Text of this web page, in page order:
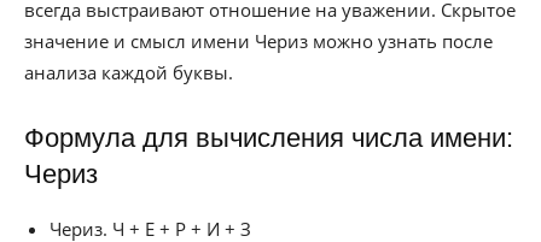
всегда выстраивают отношение на уважении. Скрытое
значение и смысл имени Чериз можно узнать после
анализа каждой буквы.
Формула для вычисления числа имени:
Чериз
Чериз. Ч + Е + Р + И + З